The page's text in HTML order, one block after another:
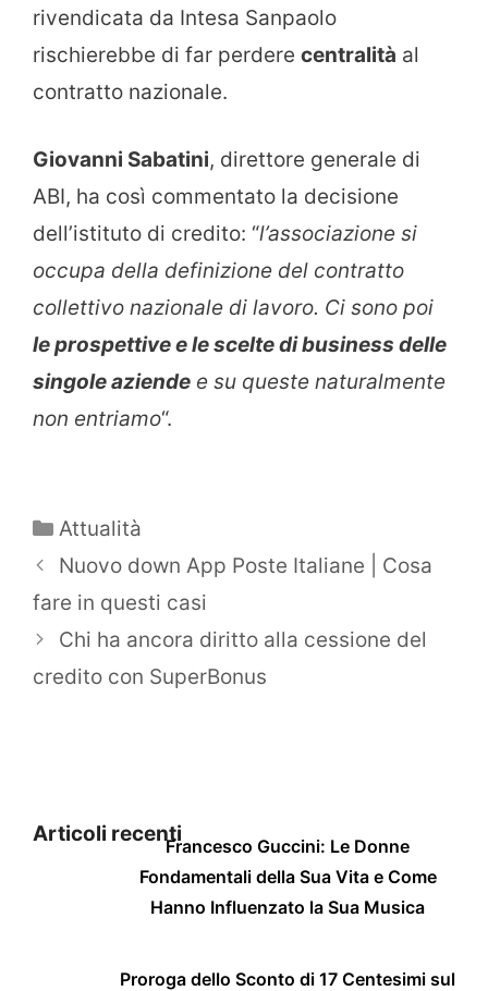
rivendicata da Intesa Sanpaolo
rischierebbe di far perdere centralità al
contratto nazionale.
Giovanni Sabatini, direttore generale di
ABI, ha così commentato la decisione
dell’istituto di credito: “l’associazione si
occupa della definizione del contratto
collettivo nazionale di lavoro. Ci sono poi
le prospettive e le scelte di business delle
singole aziende e su queste naturalmente
non entriamo“.
Categorie
Attualità
Nuovo down App Poste Italiane | Cosa
fare in questi casi
Chi ha ancora diritto alla cessione del
credito con SuperBonus
Articoli recentiFrancesco Guccini: Le Donne
Fondamentali della Sua Vita e Come
Hanno Influenzato la Sua Musica
Proroga dello Sconto di 17 Centesimi sul